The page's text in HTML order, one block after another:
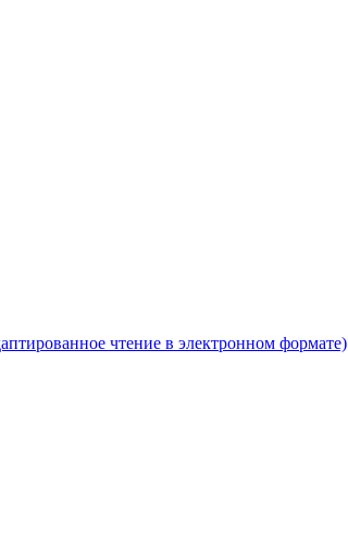
чтение в электронном формате)